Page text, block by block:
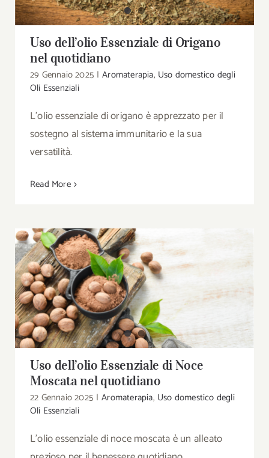
Uso dell’olio Essenziale di Origano
nel quotidiano
29 Gennaio 2025 | Aromaterapia, Uso domestico degli
Oli Essenziali
L'olio essenziale di origano è apprezzato per il
sostegno al sistema immunitario e la sua
versatilità.
Read More
Uso dell’olio Essenziale di Noce Moscata nel
quotidiano
Uso dell’olio Essenziale di Noce
Moscata nel quotidiano
22 Gennaio 2025 | Aromaterapia, Uso domestico degli
Oli Essenziali
L'olio essenziale di noce moscata è un alleato